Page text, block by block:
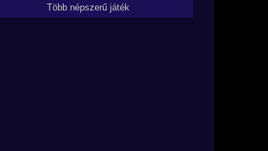
Több népszerű játék